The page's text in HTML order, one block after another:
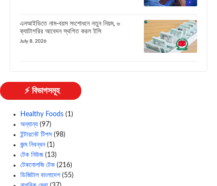
এনআইডিতে নাম-বয়স সংশোধনে নতুন নিয়ম, ৬
ক্যাটাগরির আবেদন স্থগিত করল ইসি
July 8, 2026
⚡ বিভাগসমূহ
Healthy Foods (1)
অন্যান্য (97)
ইন্টারনেট টিপস (98)
জন্ম নিবন্ধন(1)
টেক নিউজ(13)
টেকনোলজি টেক (216)
ডিজিটাল বাংলাদেশ(55)